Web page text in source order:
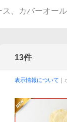
、カバーオール
13件
表示情報について